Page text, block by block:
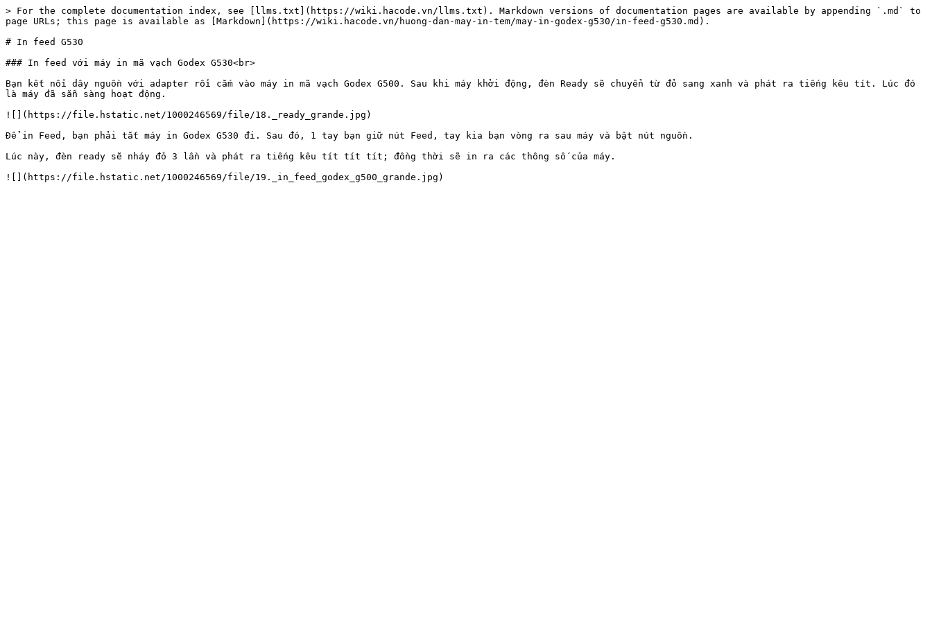
> For the complete documentation index, see [llms.txt](https://wiki.hacode.vn/llms.txt). Markdown versions of documentation pages are available by appending `.md` to
page URLs; this page is available as [Markdown](https://wiki.hacode.vn/huong-dan-may-in-tem/may-in-godex-g530/in-feed-g530.md).
# In feed G530
### In feed với máy in mã vạch Godex G530<br>
Bạn kết nối dây nguồn với adapter rồi cắm vào máy in mã vạch Godex G500. Sau khi máy khởi động, đèn Ready sẽ chuyển từ đỏ sang xanh và phát ra tiếng kêu tít. Lúc đó
là máy đã sẵn sàng hoạt động.
![](https://file.hstatic.net/1000246569/file/18._ready_grande.jpg)
Để in Feed, bạn phải tắt máy in Godex G530 đi. Sau đó, 1 tay bạn giữ nút Feed, tay kia bạn vòng ra sau máy và bật nút nguồn.
Lúc này, đèn ready sẽ nháy đỏ 3 lần và phát ra tiếng kêu tít tít tít; đồng thời sẽ in ra các thông số của máy.